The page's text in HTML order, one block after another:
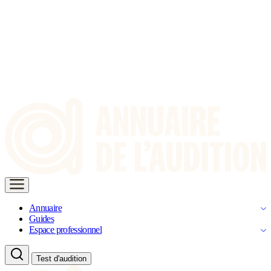
Annuaire
Guides
Espace professionnel
Test d'audition